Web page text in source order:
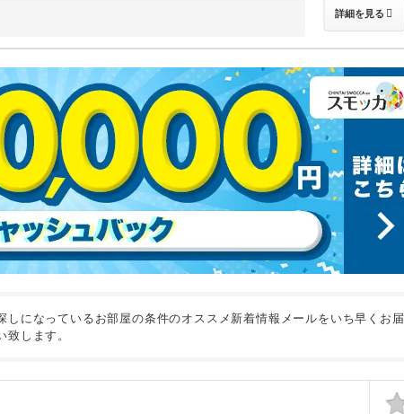
詳細を見る
になっているお部屋の条件のオススメ新着情報メールをいち早くお届
致します。